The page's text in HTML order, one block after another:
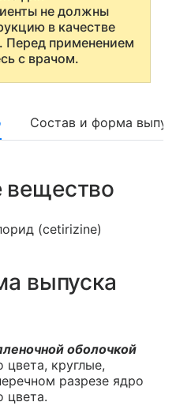
не должны
в качестве
Перед применением
с врачом.
Состав и форма
(cetirizine)
выпуска
оболочкой
цвета, круглые,
разрезе ядро
цвета.